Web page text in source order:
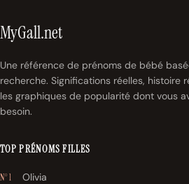
MyGall.net
Une référence de prénoms de bébé
recherche. Significations réelles, histoire
les graphiques de popularité dont vous
besoin.
TOP PRÉNOMS FILLES
N° 1 Olivia